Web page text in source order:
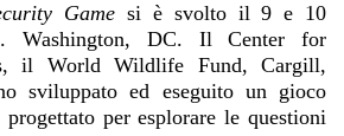
Game si è svolto il 9 e 10
Washington, DC. Il Center for
il World Wildlife Fund, Cargill,
sviluppato ed eseguito un gioco
per esplorare le questioni